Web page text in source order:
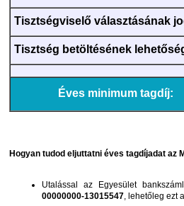
Tisztségviselő választásának
Tisztség betöltésének
Éves minimum tagdíj:
Hogyan tudod eljuttatni éves tagdíjadat az
Utalással az Egyesület
00000000-13015547, lehetőleg ezt